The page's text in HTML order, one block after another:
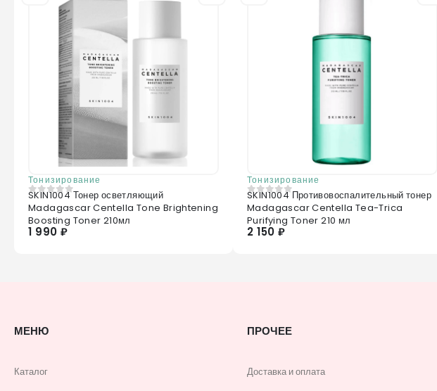
Тонизирование
0из 5
SKIN1004 Тонер осветляющий
Madagascar Centella Tone Brightening
Boosting Toner 210мл
1 990 ₽
Тонизирование
0из 5
SKIN1004 Противовоспалительный тонер
Madagascar Centella Tea-Trica
Purifying Toner 210 мл
2 150 ₽
МЕНЮ
Каталог
ПРОЧЕЕ
Доставка и оплата